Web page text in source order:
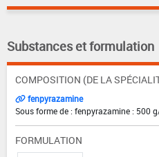
Substances et formulation
COMPOSITION (DE LA
fenpyrazamine
Sous forme de : fenpyrazamine : 500
FORMULATION